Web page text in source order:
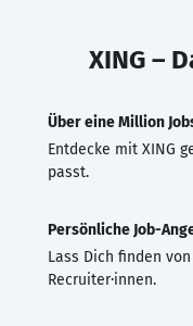
XING –
Über eine Million
Entdecke mit XING
passt.
Persönliche Job-
Lass Dich finden
Recruiter·innen.